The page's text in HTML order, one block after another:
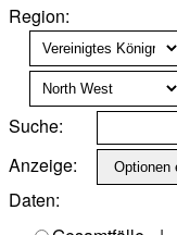
Region:
Suche:
Anzeige:
Daten: